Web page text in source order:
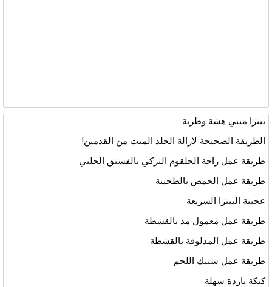
بيتزا ميني هشة وطرية
الطريقة الصحيحة لازالة الجلد الميت من القدمين!
طريقة عمل راحة الحلقوم التركي بالفستق الحلبي
طريقة عمل الحمص بالطحينة
عجينة البيتزا السريعة
طريقة عمل معمول مد بالقشطة
طريقة عمل المدلوقة بالقشطة
طريقة عمل ستيك اللحم
كيكة باردة سهلة